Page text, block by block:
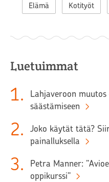
Elämä Kotityöt
Luetuimmat
1.
Lahjaveroon
säästämiseen
2.
Joko käytät tätä?
painalluksella
3.
Petra Manner:
oppikurssi”